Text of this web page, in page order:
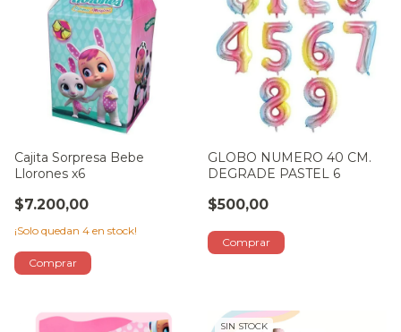
Cajita Sorpresa Bebe
Llorones x6
$7.200,00
¡Solo quedan 4 en stock!
GLOBO NUMERO 40 CM.
DEGRADE PASTEL 6
$500,00
SIN STOCK